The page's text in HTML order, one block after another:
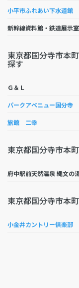
小平市ふれあい下水道館
新幹線資料館・鉄道展示室
東京都国分寺市本
探す
Ｇ＆Ｌ
パークアベニュー国分寺
旅館 二幸
東京都国分寺市本
府中駅前天然温泉 縄文の
東京都国分寺市本
小金井カントリー倶楽部